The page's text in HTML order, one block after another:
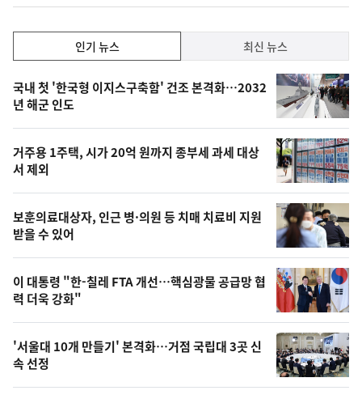
일
기,
최
신,
오
늘
의
영
상
오
늘
의
사
진
인기 뉴스 최신 뉴스
기
뉴
스
국내 첫 '한국형 이지스구축함' 건조 본격화…2032
년 해군 인도
거주용 1주택, 시가 20억 원까지 종부세 과세 대상
서 제외
보훈의료대상자, 인근 병·의원 등 치매 치료비 지원
받을 수 있어
이 대통령 "한-칠레 FTA 개선…핵심광물 공급망 협
력 더욱 강화"
'서울대 10개 만들기' 본격화…거점 국립대 3곳 신
속 선정